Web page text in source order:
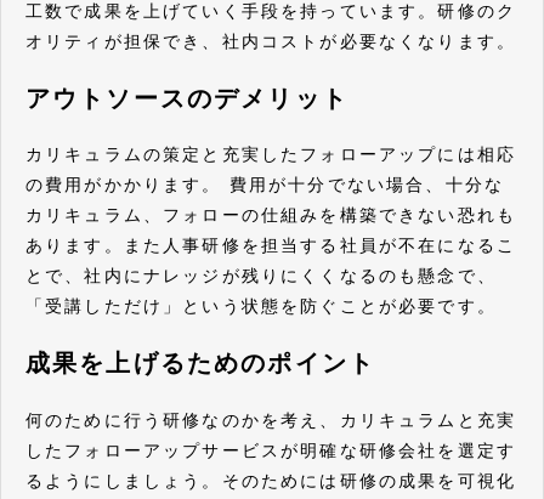
工数で成果を上げていく手段を持っています。研修のク
オリティが担保でき、社内コストが必要なくなります。
アウトソースのデメリット
カリキュラムの策定と充実したフォローアップには相応
の費用がかかります。 費用が十分でない場合、十分な
カリキュラム、フォローの仕組みを構築できない恐れも
あります。また人事研修を担当する社員が不在になるこ
とで、社内にナレッジが残りにくくなるのも懸念で、
「受講しただけ」という状態を防ぐことが必要です。
成果を上げるためのポイント
何のために行う研修なのかを考え、カリキュラムと充実
したフォローアップサービスが明確な研修会社を選定す
るようにしましょう。そのためには研修の成果を可視化